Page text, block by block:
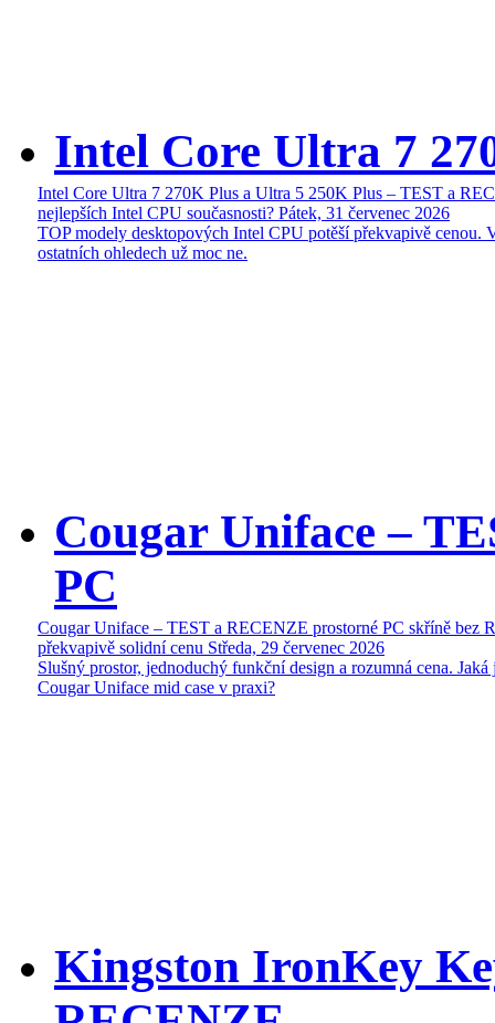
Intel Core Ultra 7
Intel Core Ultra 7 270K Plus a Ultra 5 250K Plus – TEST a
nejlepších Intel CPU současnosti? Pátek, 31 červenec 2026
TOP modely desktopových Intel CPU potěší překvapivě cenou.
ostatních ohledech už moc ne.
Cougar Uniface –
PC
Cougar Uniface – TEST a RECENZE prostorné PC skříně bez
překvapivě solidní cenu Středa, 29 červenec 2026
Slušný prostor, jednoduchý funkční design a rozumná cena. Jaká
Cougar Uniface mid case v praxi?
Kingston IronKey